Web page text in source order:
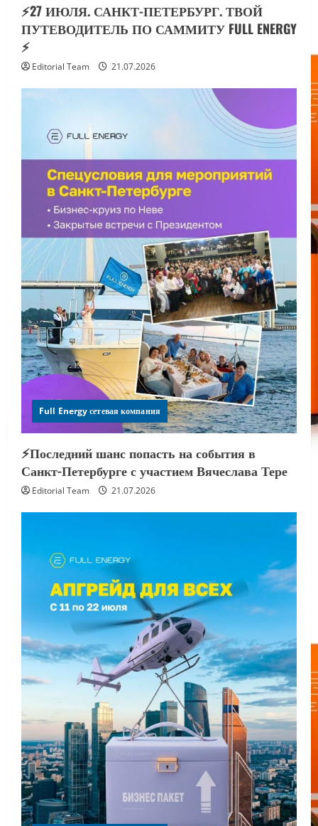
⚡️27 ИЮЛЯ. САНКТ-ПЕТЕРБУРГ. ТВОЙ
ПУТЕВОДИТЕЛЬ ПО САММИТУ FULL ENERGY
⚡️
Editorial Team 21.07.2026
Full Energy сетевая компания
⚡️Последний шанс попасть на события в
Санкт-Петербурге с участием Вячеслава Тере
Editorial Team 21.07.2026